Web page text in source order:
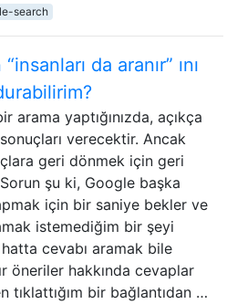
search
“insanları da aranır” ını
arama yaptığınızda, açıkça
sonuçları verecektir. Ancak
geri dönmek için geri
şu ki, Google başka
için bir saniye bekler ve
istemediğim bir şeyi
hatta cevabı aramak bile
öneriler hakkında cevaplar
tıklattığım bir bağlantıdan …